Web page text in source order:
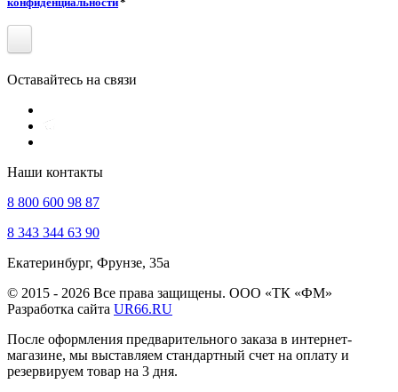
Оставайтесь на связи
Наши контакты
8 800 600 98 87
8 343 344 63 90
Екатеринбург, Фрунзе, 35а
© 2015 - 2026 Все права защищены. ООО «ТК «ФМ»
Разработка сайта UR66.RU
После оформления предварительного заказа в интернет-
магазине, мы выставляем стандартный счет на оплату и
резервируем товар на 3 дня.